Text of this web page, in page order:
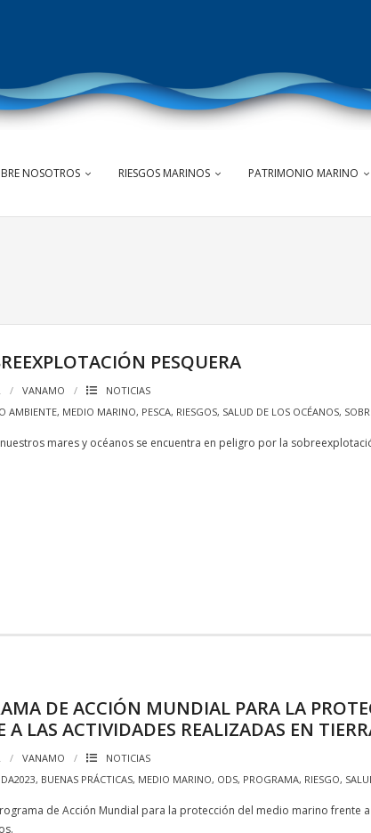
NOSOTROS RIESGOS MARINOS PATRIMONIO MARINO
PESQUERA
VANAMO
NOTICIAS
AMBIENTE, MEDIO MARINO, PESCA, RIESGOS, SALUD DE LOS OCÉANOS,
mares y océanos se encuentra en peligro por la
DE ACCIÓN MUNDIAL PARA LA
A LAS ACTIVIDADES REALIZADAS EN
VANAMO
NOTICIAS
, BUENAS PRÁCTICAS, MEDIO MARINO, ODS, PROGRAMA, RIESGO,
de Acción Mundial para la protección del medio marino frente